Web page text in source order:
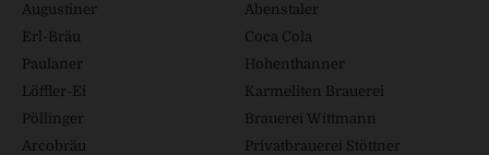
Augustiner
Abenstaler
Erl-Bräu
Coca Cola
Paulaner
Hohenthanner
Löffler-Ei
Karmeliten Brauerei
Pöllinger
Brauerei Wittmann
Arcobräu
Privatbrauerei Stöttner